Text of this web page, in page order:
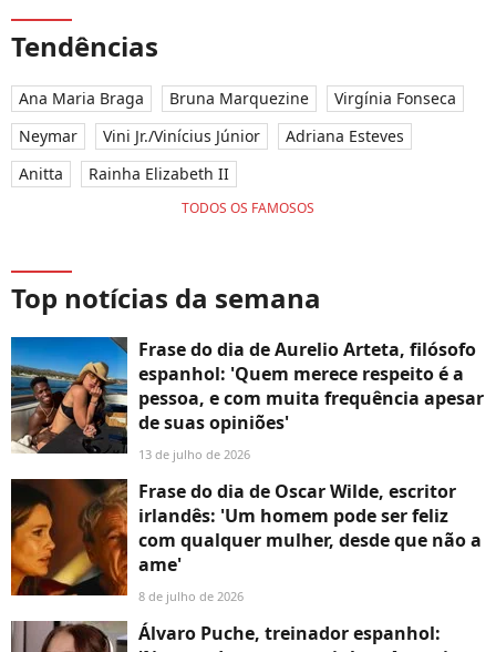
Tendências
Ana Maria Braga Bruna Marquezine
Virgínia Fonseca
Neymar
Vini Jr./Vinícius Júnior
Adriana Esteves
Anitta
Rainha Elizabeth II
TODOS OS FAMOSOS
Top notícias da semana
Frase do dia de Aurelio Arteta, filósofo
espanhol: 'Quem merece respeito é a
pessoa, e com muita frequência apesar
de suas opiniões'
13 de julho de 2026
Frase do dia de Oscar Wilde, escritor
irlandês: 'Um homem pode ser feliz
com qualquer mulher, desde que não a
ame'
8 de julho de 2026
Álvaro Puche, treinador espanhol: